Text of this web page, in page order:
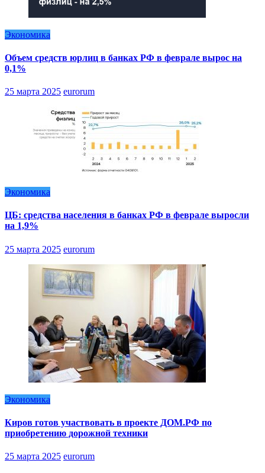
Экономика
Объем средств юрлиц в банках РФ в феврале вырос на
0,1%
25 марта 2025 eurorum
Экономика
ЦБ: средства населения в банках РФ в феврале выросли
на 1,9%
25 марта 2025 eurorum
Экономика
Киров готов участвовать в проекте ДОМ.РФ по
приобретению дорожной техники
25 марта 2025 eurorum